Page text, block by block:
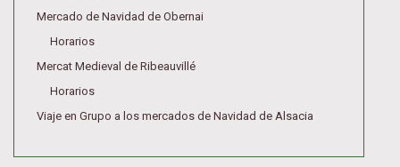
Mercado de Navidad de Obernai
Horarios
Mercat Medieval de Ribeauvillé
Horarios
Viaje en Grupo a los mercados de Navidad de Alsacia